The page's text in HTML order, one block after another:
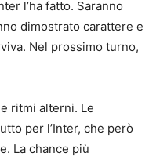
l’ha fatto. Saranno
dimostrato carattere e
Nel prossimo turno,
ritmi alterni. Le
per l’Inter, che però
La chance più